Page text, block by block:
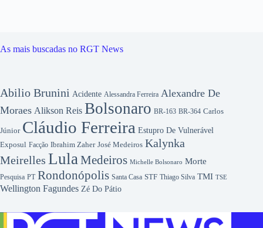
As mais buscadas no RGT News
Abilio Brunini Acidente Alessandra Ferreira Alexandre De
Moraes Alikson Reis Bolsonaro BR-163 BR-364 Carlos
Júnior Cláudio Ferreira Estupro De Vulnerável
Exposul Facção Ibrahim Zaher José Medeiros Kalynka
Meirelles Lula Medeiros Michelle Bolsonaro Morte
Pesquisa PT Rondonópolis Santa Casa STF Thiago Silva TMI TSE
Wellington Fagundes Zé Do Pátio